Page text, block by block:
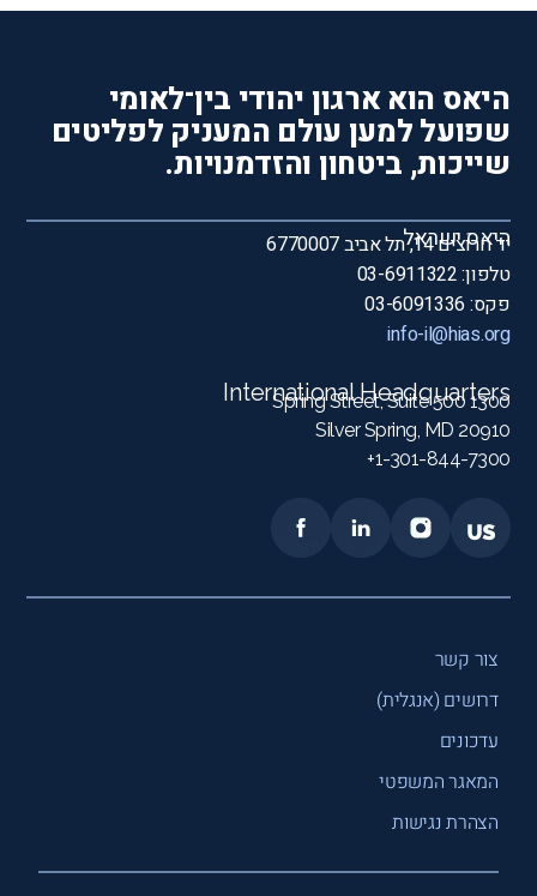
היאס הוא ארגון יהודי בין־לאומי
שפועל למען עולם המעניק לפליטים
שייכות, ביטחון והזדמנויות.
היאס ישראל
יד חרוצים 14, תל אביב 6770007
טלפון: 03-6911322
פקס: 03-6091336
info-il@hias.org
International Headquarters
1300 Spring Street, Suite 500
Silver Spring, MD 20910
1-301-844-7300+
צור קשר
דרושים (אנגלית)
עדכונים
המאגר המשפטי
הצהרת נגישות